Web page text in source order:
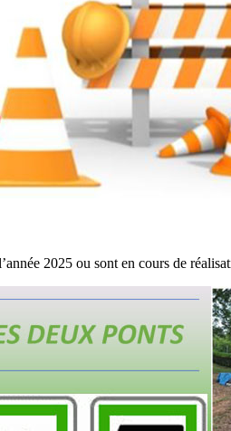
2025 ou sont en cours de